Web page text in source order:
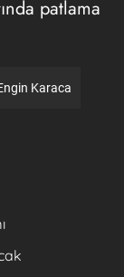
patlama
Karaca